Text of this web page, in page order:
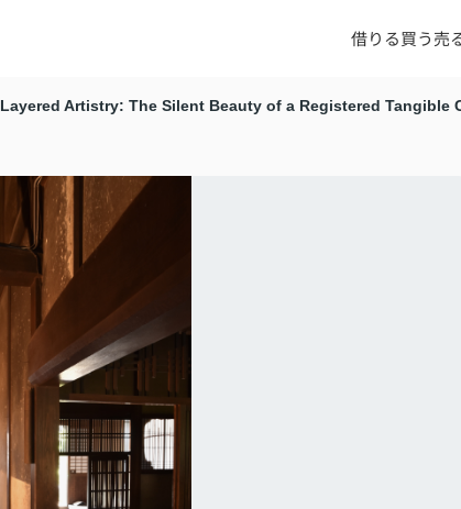
借りる買う売
Layered Artistry: The Silent Beauty of a Registered Tangible